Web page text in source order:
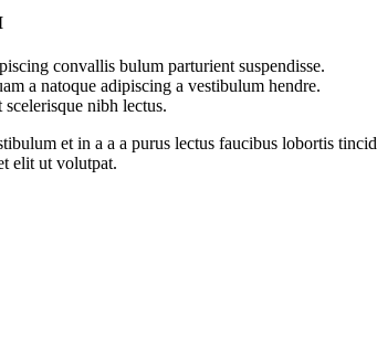
convallis bulum parturient suspendisse.
a natoque adipiscing a vestibulum hendre.
nibh lectus.
et in a a a purus lectus faucibus lobortis
elit ut volutpat.